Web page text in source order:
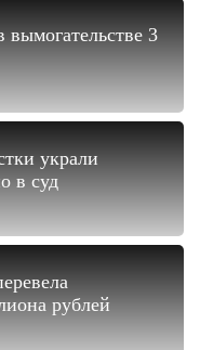
3
украли
в суд
рублей